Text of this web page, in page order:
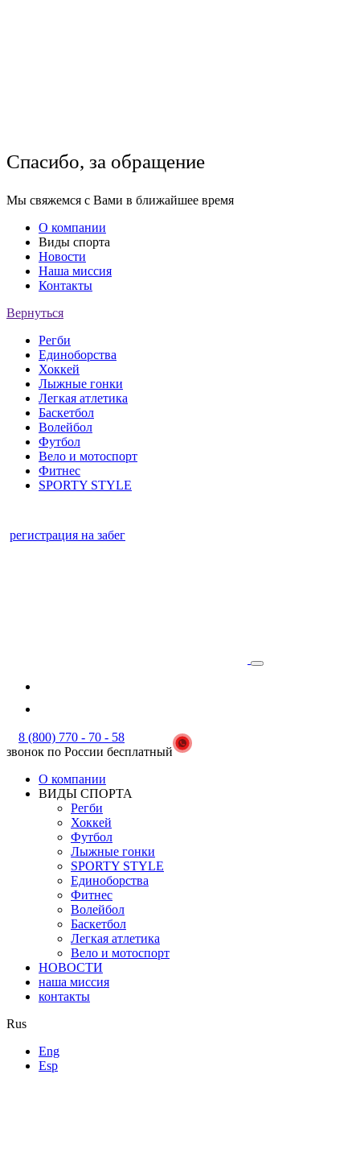
Спасибо, за обращение
Мы свяжемся с Вами в ближайшее время
О компании
Виды спорта
Новости
Наша миссия
Контакты
Вернуться
Регби
Единоборства
Хоккей
Лыжные гонки
Легкая атлетика
Баскетбол
Волейбол
Футбол
Вело и мотоспорт
Фитнес
SPORTY STYLE
регистрация на забег
8 (800) 770 - 70 - 58
звонок по России бесплатный
О компании
ВИДЫ СПОРТА
Регби
Хоккей
Футбол
Лыжные гонки
SPORTY STYLE
Единоборства
Фитнес
Волейбол
Баскетбол
Легкая атлетика
Вело и мотоспорт
НОВОСТИ
наша миссия
контакты
Rus
Eng
Esp